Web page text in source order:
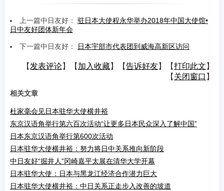
上一篇中日友好： 驻日本大使程永华举办2018年中国大使馆•
日中友好团体新年会
下一篇中日友好： 日本宇部市代表团到威海高新区访问
【 发表评论】【 加入收藏】【告诉好友】【打印此文 】
【 关闭窗口 】
相关文章
杜家毫会见日本驻华大使横井裕
东京汉语角举行第六百次活动“让更多日本民众深入了解中国”
日本东京汉语角举行第600次活动
日本驻华大使横井裕：努力将日中关系推向新阶段
中日友好“掘井人”冈崎嘉平太展在清华大学开幕
日本驻华大使：日本与黑龙江经济合作潜力巨大
日本驻华大使横井裕：中日关系正走步入改善的坡道